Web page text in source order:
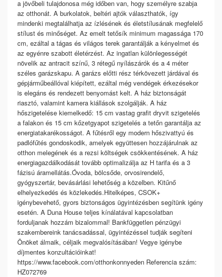
a jövőbeli tulajdonosa még időben van, hogy személyre szabja
az otthonát. A burkolatok, beltéri ajtók választhatók, így
mindenki megtalálhatja az ízlésének és életstílusának megfelelő
stílust és minőséget. Az emelt tetősík minimum magassága 170
cm, ezáltal a tágas és világos terek garantálják a kényelmet és
az egyénre szabott életérzést. Az ingatlan különlegességét
növelik az antracit színű, 3 rétegű nyílászárók és a 4 méter
széles garázskapu. A garázs előtti rész térkövezett járdával és
gépjárműbeállóval kiépített, ezáltal még vendégek érkezésekor
is elegáns és rendezett benyomást kelt. A ház biztonságát
riasztó, valamint kamera kiállások szolgálják. A ház
hőszigetelése kiemelkedő: 15 cm vastag grafit dryvit szigetelés
a falakon és 15 cm kőzetgyapot szigetelés a tetőn garantálja az
energiatakarékosságot. A fűtésről egy modern hőszivattyú és
padlófűtés gondoskodik, amelyek együttesen hozzájárulnak az
otthon melegének és a rezsi költségek csökkentésének. A ház
energiagazdálkodását tovább optimalizálja az H tarifa és a 3
fázisú áramellátás.Óvoda, bölcsőde, orvosirendelő,
gyógyszertár, bevásárlási lehetőség a közelben. Kitűnő
elhelyezkedés és közlekedés.Hitelképes, CSOK+
igénybevehető, gyors biztonságos ügyintézésben segítünk igény
esetén. A Duna House teljes kínálatával kapcsolatban
forduljanak hozzám bizalommal! Bankfüggetlen pénzügyi
szakembereink tanácsadással, ügyintézéssel tudják segíteni
Önöket álmaik, céljaik megvalósításában! Vegye igénybe
díjmentes konzultációinkat!
https://www.facebook.com/otthonkonnyeden Referencia szám:
HZ072769